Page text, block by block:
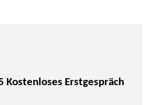
Kostenloses Erstgespräch